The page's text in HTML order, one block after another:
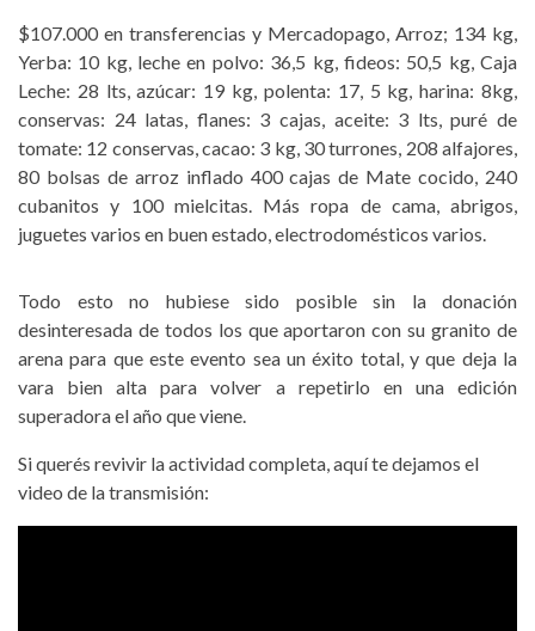
$107.000 en transferencias y Mercadopago, Arroz; 134 kg,
Yerba: 10 kg, leche en polvo: 36,5 kg, fideos: 50,5 kg, Caja
Leche: 28 lts, azúcar: 19 kg, polenta: 17, 5 kg, harina: 8kg,
conservas: 24 latas, flanes: 3 cajas, aceite: 3 lts, puré de
tomate: 12 conservas, cacao: 3 kg, 30 turrones, 208 alfajores,
80 bolsas de arroz inflado 400 cajas de Mate cocido, 240
cubanitos y 100 mielcitas. Más ropa de cama, abrigos,
juguetes varios en buen estado, electrodomésticos varios.
Todo esto no hubiese sido posible sin la donación
desinteresada de todos los que aportaron con su granito de
arena para que este evento sea un éxito total, y que deja la
vara bien alta para volver a repetirlo en una edición
superadora el año que viene.
Si querés revivir la actividad completa, aquí te dejamos el
video de la transmisión: